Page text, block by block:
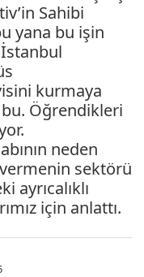
Sahibi
yana bu işin
İstanbul
kurmaya
bu. Öğrendikleri
neden
sektörü
ayrıcalıklı
için anlattı.